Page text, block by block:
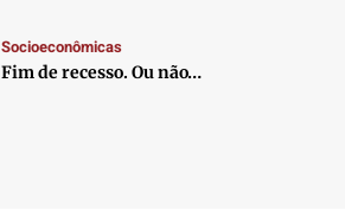
Socioeconômicas
Fim de recesso. Ou não…